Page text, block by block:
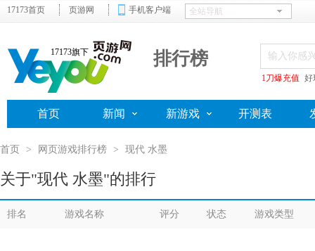
17173首页 页游网 手机客户端
17173旗下 排行榜
1刀爆充值 好
首页 新闻 新游戏 开测表
首页 > 网页游戏排行榜 > 现代 水墨
关于"现代 水墨"的排行
排名 游戏名称 评分 状态 游戏类型